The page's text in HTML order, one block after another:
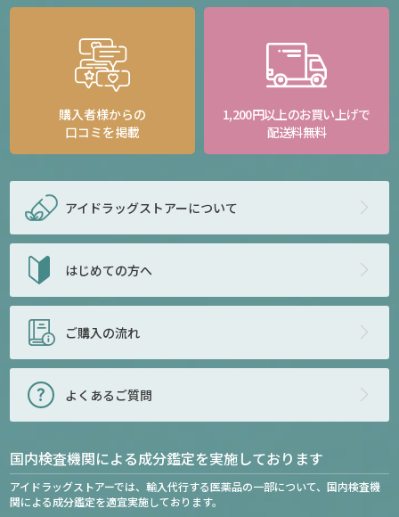
購入者様からの
口コミを掲載
1,200円以上のお買い上げで
配送料無料
アイドラッグストアーについて
はじめての方へ
ご購入の流れ
よくあるご質問
国内検査機関による成分鑑定を実施しております
アイドラッグストアーでは、輸入代行する医薬品の一部について、国内検査機
関による成分鑑定を適宜実施しております。